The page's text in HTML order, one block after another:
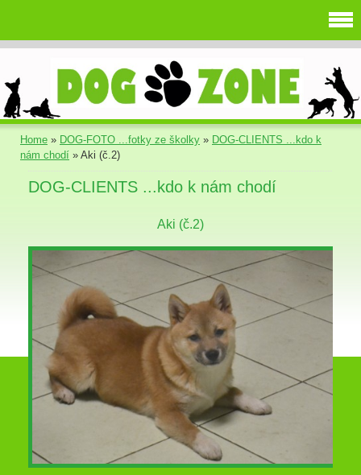
Home » DOG-FOTO ...fotky ze školky » DOG-CLIENTS ...kdo k
nám chodí » Aki (č.2)
DOG-CLIENTS ...kdo k nám chodí
Aki (č.2)